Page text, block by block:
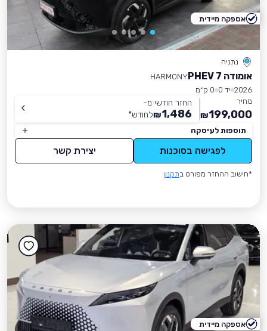
נתניה
אומודה 7 PHEV
HARMONY
2026 יד 0
0 ק״מ
מחיר
199,000
₪
החזר חודשי מ-
1,486
₪לחודש*
תוספות לעיסקה
לפגישה בסוכנות יצירת קשר
*חישוב ההחזר מפורט בתקנון
אספקה מיידית
אספקה מיידית